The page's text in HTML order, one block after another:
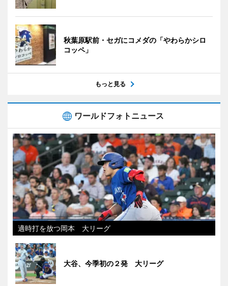
秋葉原駅前・セガにコメダの「やわらかシロ
コッペ」
もっと見る
ワールドフォトニュース
適時打を放つ岡本 大リーグ
大谷、今季初の２発 大リーグ